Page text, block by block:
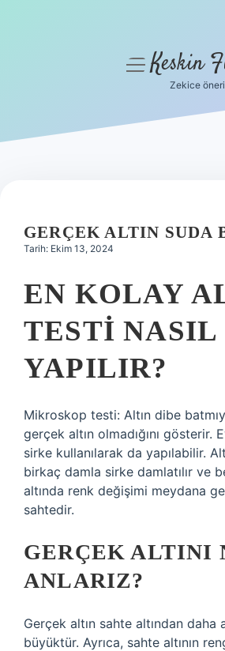
Hakkımızda
menüyüKeskin
Zekice
GERÇEK ALTIN SUDA
Tarih: Ekim 13, 2024
EN KOLAY
TESTI NASIL
YAPILIR?
Mikroskop testi: Altın dibe
gerçek altın olmadığını gösterir.
sirke kullanılarak da yapılabilir.
birkaç damla sirke damlatılır ve
altında renk değişimi meydana
sahtedir.
GERÇEK ALTINI
ANLARIZ?
Gerçek altın sahte altından daha
büyüktür. Ayrıca, sahte altının